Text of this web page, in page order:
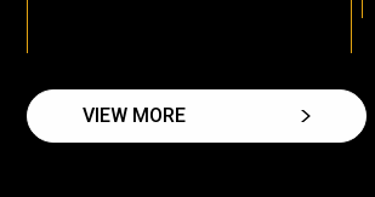
VIEW MORE